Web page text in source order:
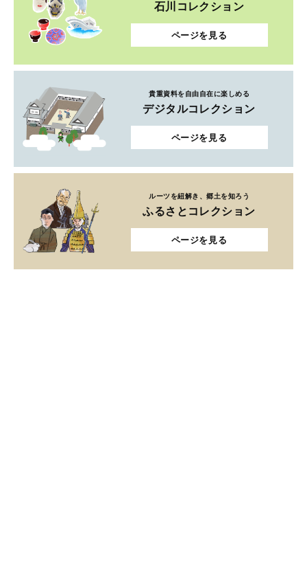
石川コレクション
ページを見る
貴重資料を自由自在に楽しめる
デジタルコレクション
ページを見る
ルーツを紐解き、郷土を知ろう
ふるさとコレクション
ページを見る